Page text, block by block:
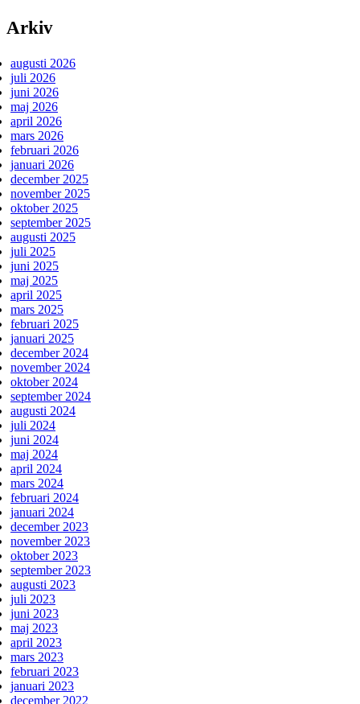
Arkiv
augusti 2026
juli 2026
juni 2026
maj 2026
april 2026
mars 2026
februari 2026
januari 2026
december 2025
november 2025
oktober 2025
september 2025
augusti 2025
juli 2025
juni 2025
maj 2025
april 2025
mars 2025
februari 2025
januari 2025
december 2024
november 2024
oktober 2024
september 2024
augusti 2024
juli 2024
juni 2024
maj 2024
april 2024
mars 2024
februari 2024
januari 2024
december 2023
november 2023
oktober 2023
september 2023
augusti 2023
juli 2023
juni 2023
maj 2023
april 2023
mars 2023
februari 2023
januari 2023
december 2022